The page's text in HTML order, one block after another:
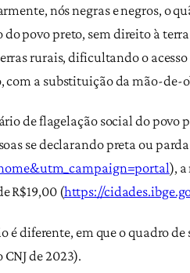
nós negras e negros, o
povo preto, sem direito à
rurais, dificultando o acesso
com a substituição da mão-
de flagelação social do
se declarando preta ou
),
R$19,00 (https://
é diferente, em que o quadro
de 2023).